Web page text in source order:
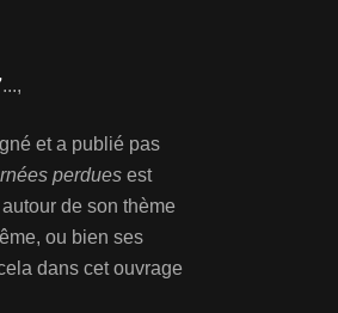
...,
et a publié pas
perdues est
de son thème
ou bien ses
dans cet ouvrage